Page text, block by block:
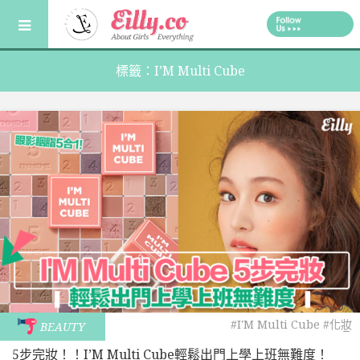
content
標籤：I’M Multi Cube
BEAUTY #I'M Multi Cube #化妝
品
5步完妝！！I’M Multi Cube輕鬆出門上學上班無難度！